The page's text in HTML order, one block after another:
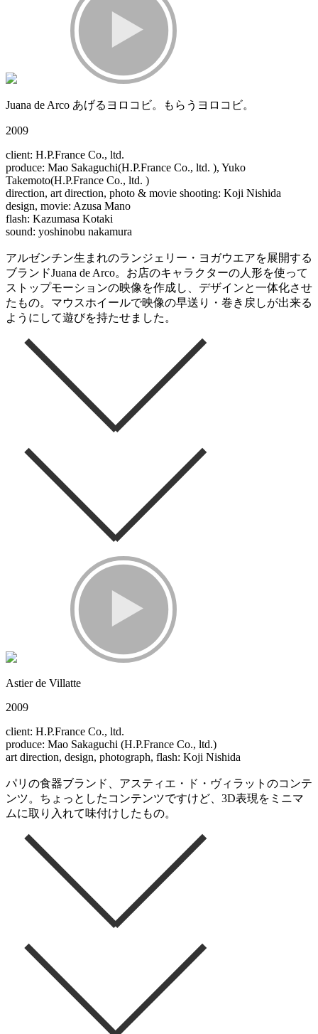
Juana de Arco あげるヨロコビ。もらうヨロコビ。
2009
client: H.P.France Co., ltd.
produce: Mao Sakaguchi(H.P.France Co., ltd. ), Yuko
Takemoto(H.P.France Co., ltd. )
direction, art direction, photo & movie shooting: Koji Nishida
design, movie: Azusa Mano
flash: Kazumasa Kotaki
sound: yoshinobu nakamura
アルゼンチン生まれのランジェリー・ヨガウエアを展開する
ブランドJuana de Arco。お店のキャラクターの人形を使って
ストップモーションの映像を作成し、デザインと一体化させ
たもの。マウスホイールで映像の早送り・巻き戻しが出来る
ようにして遊びを持たせました。
Astier de Villatte
2009
client: H.P.France Co., ltd.
produce: Mao Sakaguchi (H.P.France Co., ltd.)
art direction, design, photograph, flash: Koji Nishida
パリの食器ブランド、アスティエ・ド・ヴィラットのコンテ
ンツ。ちょっとしたコンテンツですけど、3D表現をミニマ
ムに取り入れて味付けしたもの。